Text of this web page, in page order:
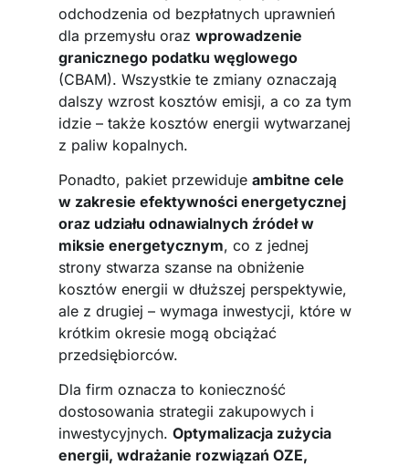
odchodzenia od bezpłatnych uprawnień
dla przemysłu oraz wprowadzenie
granicznego podatku węglowego
(CBAM). Wszystkie te zmiany oznaczają
dalszy wzrost kosztów emisji, a co za tym
idzie – także kosztów energii wytwarzanej
z paliw kopalnych.
Ponadto, pakiet przewiduje ambitne cele
w zakresie efektywności energetycznej
oraz udziału odnawialnych źródeł w
miksie energetycznym, co z jednej
strony stwarza szanse na obniżenie
kosztów energii w dłuższej perspektywie,
ale z drugiej – wymaga inwestycji, które w
krótkim okresie mogą obciążać
przedsiębiorców.
Dla firm oznacza to konieczność
dostosowania strategii zakupowych i
inwestycyjnych. Optymalizacja zużycia
energii, wdrażanie rozwiązań OZE,